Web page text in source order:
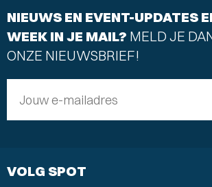
NIEUWS EN EVENT-UPDATES
WEEK IN JE MAIL? MELD JE
ONZE NIEUWSBRIEF!
Jouw e-mailadres
VOLG SPOT